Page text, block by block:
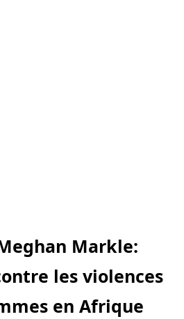
Markle:
les violences
en Afrique